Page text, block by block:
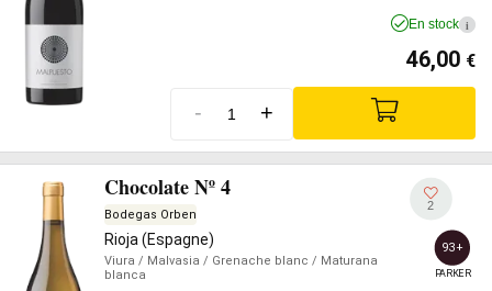
En stock i
46,00 €
- +
Chocolate Nº 4
Bodegas Orben
Rioja (Espagne)
Viura / Malvasia / Grenache blanc / Maturana
blanca
2
93+
PARKER